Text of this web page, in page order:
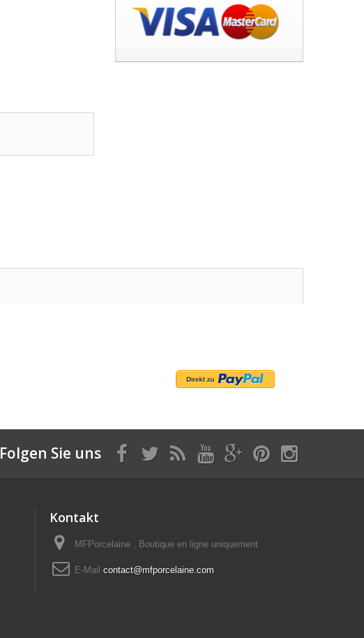
Folgen Sie uns
Kontakt
MFPorcelaine , Boutique en ligne uniquement
E-Mail contact@mfporcelaine.com